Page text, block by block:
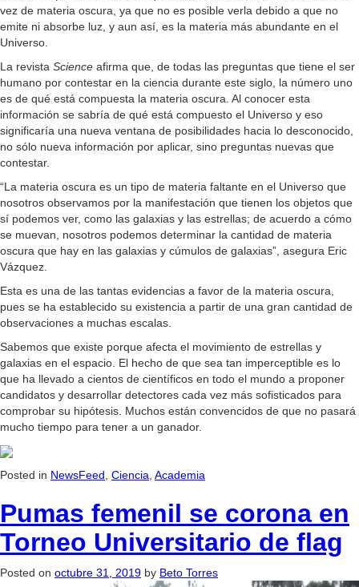
vez de materia oscura, ya que no es posible verla debido a que no
emite ni absorbe luz, y aun así, es la materia más abundante en el
Universo.
La revista Science afirma que, de todas las preguntas que tiene el ser
humano por contestar en la ciencia durante este siglo, la número uno
es de qué está compuesta la materia oscura. Al conocer esta
información se sabría de qué está compuesto el Universo y eso
significaría una nueva ventana de posibilidades hacia lo desconocido,
no sólo nueva información por aplicar, sino preguntas nuevas que
contestar.
“La materia oscura es un tipo de materia faltante en el Universo que
nosotros observamos por la manifestación que tienen los objetos que
sí podemos ver, como las galaxias y las estrellas; de acuerdo a cómo
se muevan, nosotros podemos determinar la cantidad de materia
oscura que hay en las galaxias y cúmulos de galaxias”, asegura Eric
Vázquez.
Esta es una de las tantas evidencias a favor de la materia oscura,
pues se ha establecido su existencia a partir de una gran cantidad de
observaciones a muchas escalas.
Sabemos que existe porque afecta el movimiento de estrellas y
galaxias en el espacio. El hecho de que sea tan imperceptible es lo
que ha llevado a cientos de científicos en todo el mundo a proponer
candidatos y desarrollar detectores cada vez más sofisticados para
comprobar su hipótesis. Muchos están convencidos de que no pasará
mucho tiempo para tener a un ganador.
Posted in NewsFeed Ciencia Academia
Pumas femenil se corona en
Torneo Universitario de flag
Posted on octubre 31, 2019 by Beto Torres